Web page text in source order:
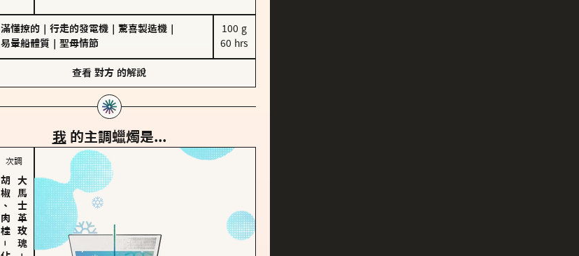
滿懂撩的 行走的發電機 驚喜製造機
易暈船體質
聖母情節
100 g
60 hrs
查看 對方 的解說
我 的主調蠟燭是...
次調
胡椒、肉桂
－ 大馬士革玫瑰